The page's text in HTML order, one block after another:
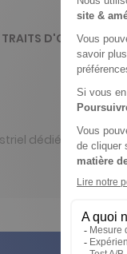
D'CO
dédié à la